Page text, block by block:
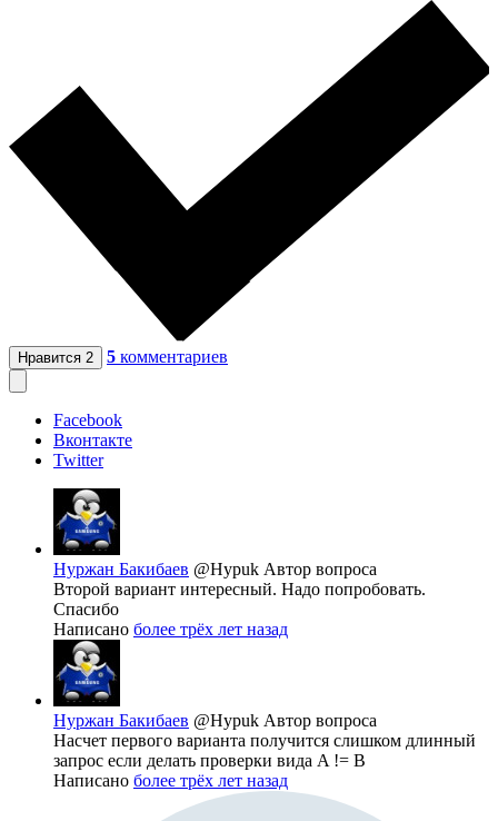
Нравится 2 5 комментариев
Facebook
Вконтакте
Twitter
Нуржан Бакибаев @Hypuk Автор вопроса
Второй вариант интересный. Надо попробовать.
Спасибо
Написано более трёх лет назад
Нуржан Бакибаев @Hypuk Автор вопроса
Насчет первого варианта получится слишком длинный
запрос если делать проверки вида A != B
Написано более трёх лет назад